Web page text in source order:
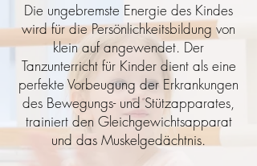
Die ungebremste Energie des Kindes
wird für die Persönlichkeitsbildung von
klein auf angewendet. Der
Tanzunterricht für Kinder dient als eine
perfekte Vorbeugung der Erkrankungen
des Bewegungs- und Stützapparates,
trainiert den Gleichgewichtsapparat
und das Muskelgedächtnis.